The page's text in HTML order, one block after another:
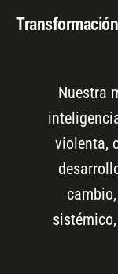
Nuestra
violenta,